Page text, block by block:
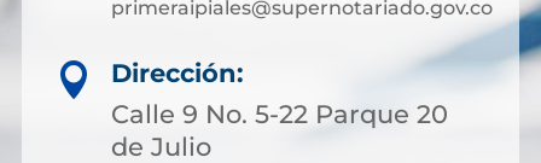
primeraipiales@supernotariado.gov.co

Dirección:
Calle 9 No. 5-22 Parque 20
de Julio